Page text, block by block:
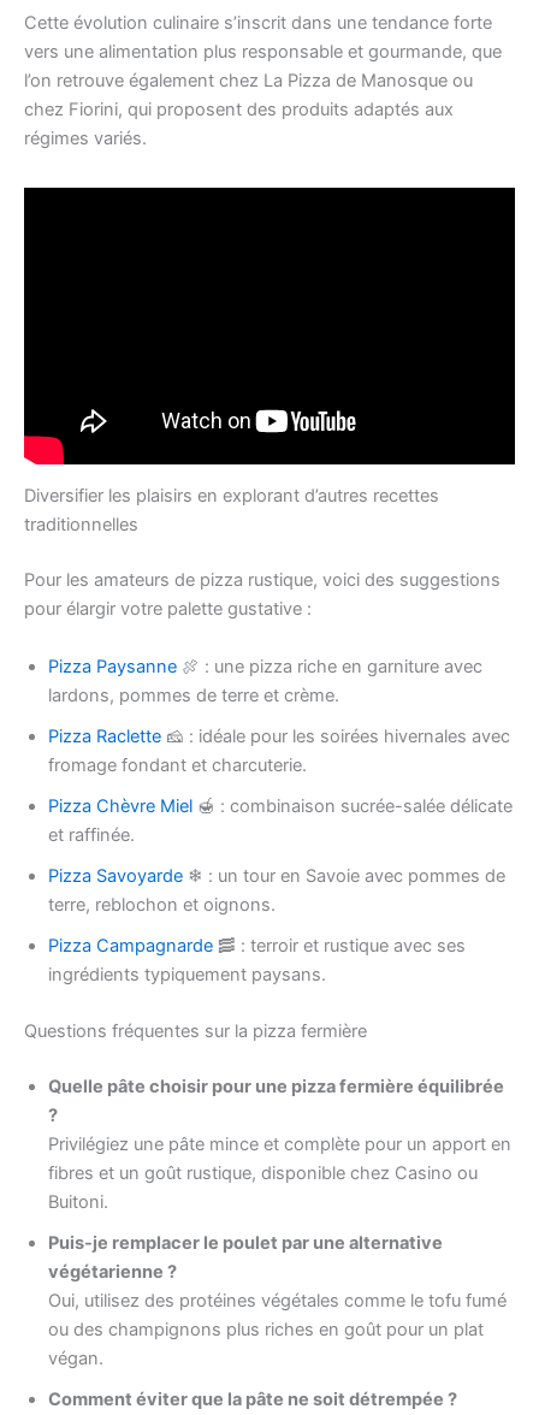
Cette évolution culinaire s’inscrit dans une tendance forte
vers une alimentation plus responsable et gourmande, que
l’on retrouve également chez La Pizza de Manosque ou
chez Fiorini, qui proposent des produits adaptés aux
régimes variés.
Diversifier les plaisirs en explorant d’autres recettes
traditionnelles
Pour les amateurs de pizza rustique, voici des suggestions
pour élargir votre palette gustative :
Pizza Paysanne 🍖 : une pizza riche en garniture avec
lardons, pommes de terre et crème.
Pizza Raclette 🧀 : idéale pour les soirées hivernales avec
fromage fondant et charcuterie.
Pizza Chèvre Miel 🍯 : combinaison sucrée-salée délicate
et raffinée.
Pizza Savoyarde ❄ : un tour en Savoie avec pommes de
terre, reblochon et oignons.
Pizza Campagnarde 🥓 : terroir et rustique avec ses
ingrédients typiquement paysans.
Questions fréquentes sur la pizza fermière
Quelle pâte choisir pour une pizza fermière équilibrée
?
Privilégiez une pâte mince et complète pour un apport en
fibres et un goût rustique, disponible chez Casino ou
Buitoni.
Puis-je remplacer le poulet par une alternative
végétarienne ?
Oui, utilisez des protéines végétales comme le tofu fumé
ou des champignons plus riches en goût pour un plat
végan.
Comment éviter que la pâte ne soit détrempée ?